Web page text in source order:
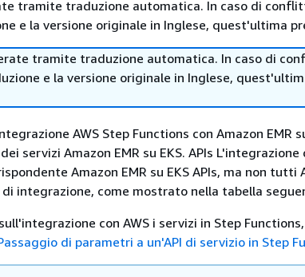
tramite traduzione automatica. In caso di
e la versione originale in Inglese, quest'ultima
tramite traduzione automatica. In caso di
e la versione originale in Inglese,
AWS Step Functions con Amazon EMR
servizi Amazon EMR su EKS. APIs L'integrazione
Amazon EMR su EKS APIs, ma non tutti
integrazione, come mostrato nella tabella
con AWS i servizi in Step
di parametri a un'API di servizio in Step